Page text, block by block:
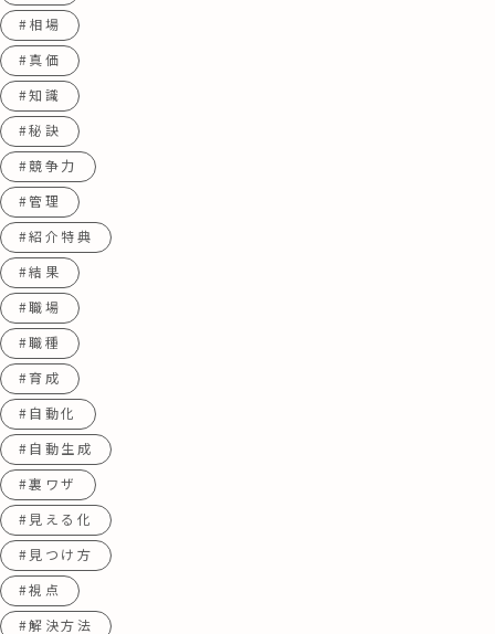
#相場
#真価
#知識
#秘訣
#競争力
#管理
#紹介特典
#結果
#職場
#職種
#育成
#自動化
#自動生成
#裏ワザ
#見える化
#見つけ方
#視点
#解決方法